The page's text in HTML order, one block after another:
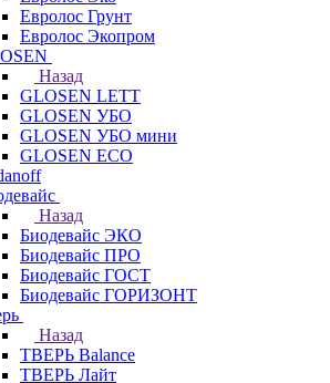
Евролос Грунт
Евролос Экопром
Назад
GLOSEN LETT
GLOSEN УБО
GLOSEN УБО мини
GLOSEN ECO
Назад
Биодевайс ЭКО
Биодевайс ПРО
Биодевайс ГОСТ
Биодевайс ГОРИЗОНТ
Назад
ТВЕРЬ Balance
ТВЕРЬ Лайт